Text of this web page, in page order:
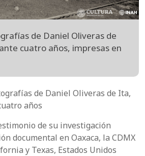
de Daniel Oliveras de
cuatro años, impresas en
de Daniel Oliveras de Ita,
años
de su investigación
documental en Oaxaca, la CDMX
y Texas, Estados Unidos